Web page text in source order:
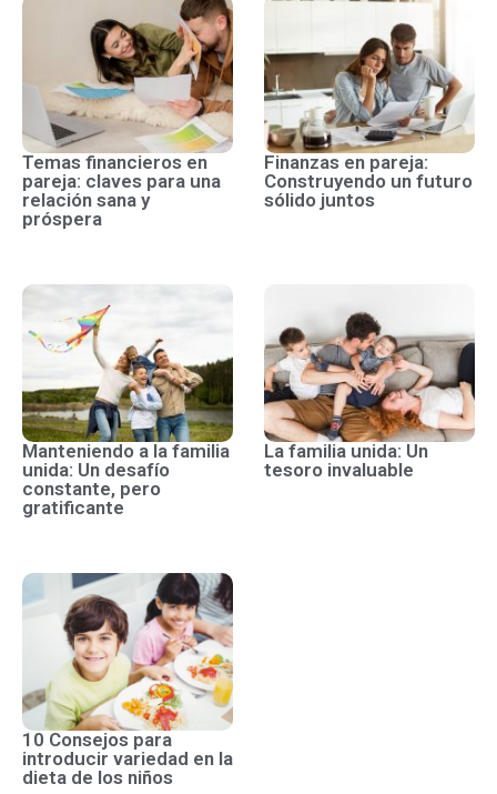
Temas financieros en
pareja: claves para una
relación sana y
próspera
Finanzas en pareja:
Construyendo un futuro
sólido juntos
Manteniendo a la familia
unida: Un desafío
constante, pero
gratificante
La familia unida: Un
tesoro invaluable
10 Consejos para
introducir variedad en la
dieta de los niños